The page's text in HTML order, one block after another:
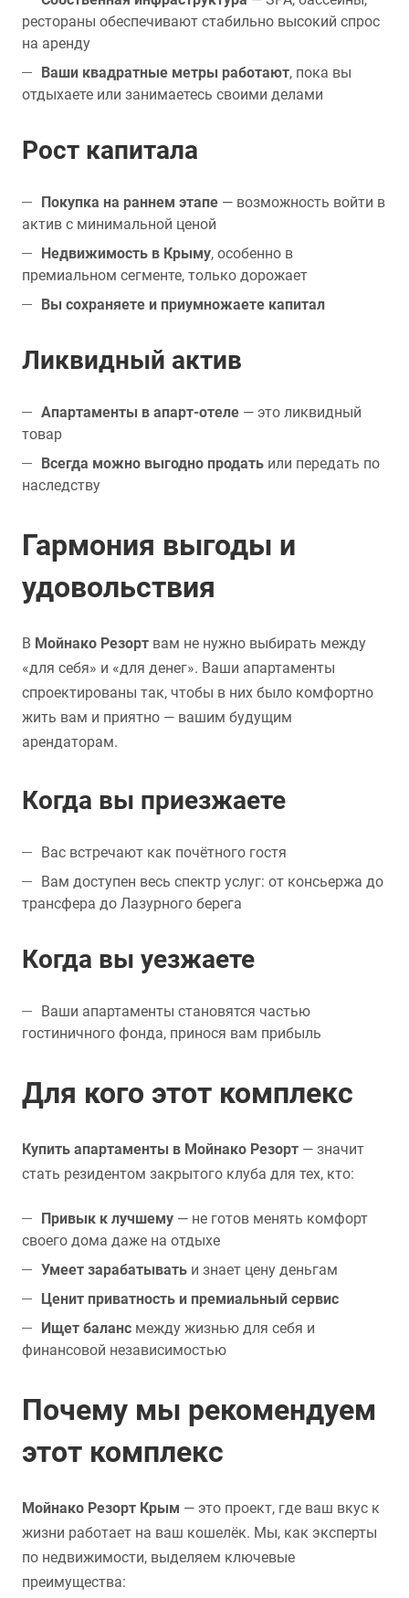
рестораны обеспечивают стабильно высокий спрос
на аренду
Ваши квадратные метры работают, пока вы
отдыхаете или занимаетесь своими делами
Рост капитала
Покупка на раннем этапе — возможность войти в
актив с минимальной ценой
Недвижимость в Крыму, особенно в
премиальном сегменте, только дорожает
Вы сохраняете и приумножаете капитал
Ликвидный актив
Апартаменты в апарт-отеле — это ликвидный
товар
Всегда можно выгодно продать или передать по
наследству
Гармония выгоды и
удовольствия
В Мойнако Резорт вам не нужно выбирать между
«для себя» и «для денег». Ваши апартаменты
спроектированы так, чтобы в них было комфортно
жить вам и приятно — вашим будущим
арендаторам.
Когда вы приезжаете
Вас встречают как почётного гостя
Вам доступен весь спектр услуг: от консьержа до
трансфера до Лазурного берега
Когда вы уезжаете
Ваши апартаменты становятся частью
гостиничного фонда, принося вам прибыль
Для кого этот комплекс
Купить апартаменты в Мойнако Резорт — значит
стать резидентом закрытого клуба для тех, кто:
Привык к лучшему — не готов менять комфорт
своего дома даже на отдыхе
Умеет зарабатывать и знает цену деньгам
Ценит приватность и премиальный сервис
Ищет баланс между жизнью для себя и
финансовой независимостью
Почему мы рекомендуем
этот комплекс
Мойнако Резорт Крым — это проект, где ваш вкус к
жизни работает на ваш кошелёк. Мы, как эксперты
по недвижимости, выделяем ключевые
преимущества: